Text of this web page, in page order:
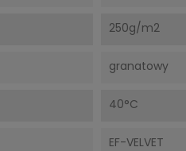
250g/m2
granatowy
40°C
EF-VELVET